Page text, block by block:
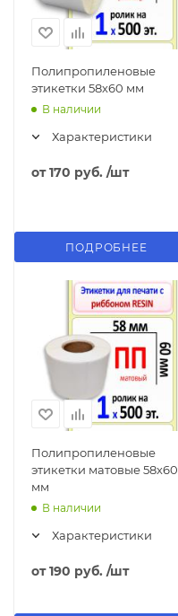
Полипропиленовые
этикетки 58х60 мм
В наличии
Характеристики
от170 руб. /шт
ПОДРОБНЕЕ
Полипропиленовые
этикетки матовые 58х60
мм
В наличии
Характеристики
от190 руб. /шт